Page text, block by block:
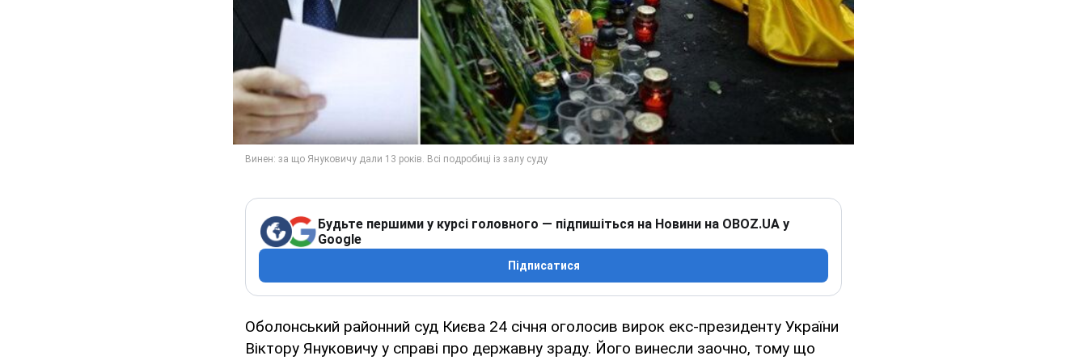
Будьте першими у курсі головного — підпишіться на Новини на OBOZ.UA у
Google
Підписатися
Оболонський районний суд Києва 24 січня оголосив вирок екс-президенту України
Віктору Януковичу у справі про державну зраду. Його винесли заочно, тому що